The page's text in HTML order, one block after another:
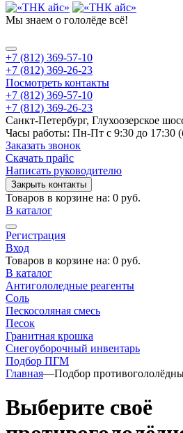
Мы знаем о гололёде всё!
+7 (812) 369-57-10
+7 (812) 369-26-23
Посмотреть контакты
+7 (812) 369-57-10
+7 (812) 369-26-23
Санкт-Петербург, Глухоозерское
Часы работы: Пн-Пт с 9:30 до 17:30
Заказать звонок
Скачать прайс
Написать руководителю
Закрыть контакты
Товаров в корзине на: 0 руб.
В каталог
Регистрация
Вход
Товаров в корзине на: 0 руб.
В каталог
Антигололедные реагенты
Соль
Пескосоляная смесь
Песок
Гранитная крошка
Cнегоуборочный инвентарь
Подбор ПГМ
Главная—Подбор
Выберите своё